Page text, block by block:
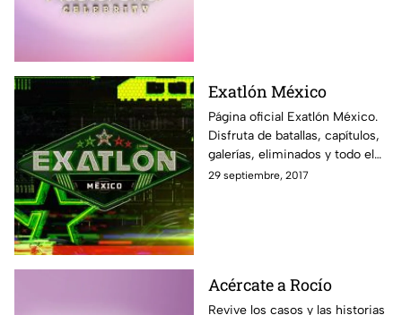
Exatlón México
Página oficial Exatlón México.
Disfruta de batallas, capítulos,
galerías, eliminados y todo el
contenido exclusivo fuera de la
29 septiembre, 2017
Acércate a Rocío
Revive los casos y las historias